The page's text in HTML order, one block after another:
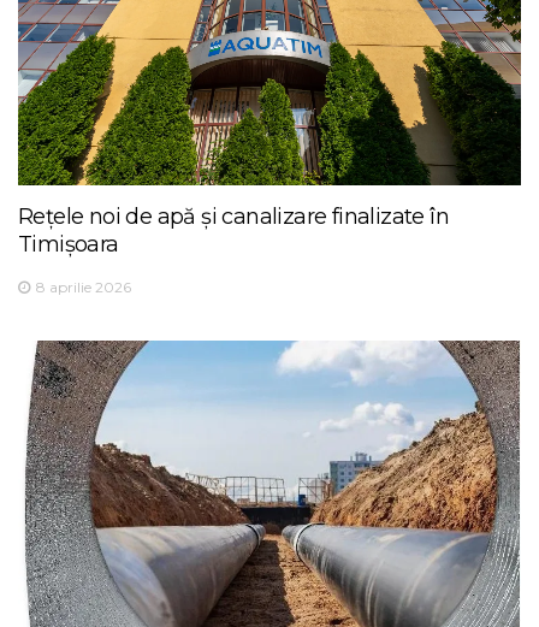
Rețele noi de apă și canalizare finalizate în
Timișoara
8 aprilie 2026